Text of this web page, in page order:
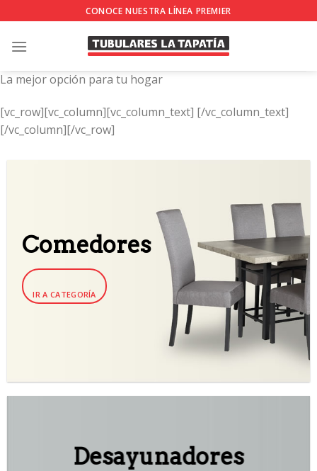
to
content
CONOCE NUESTRA LÍNEA PREMIER
La mejor opción para tu hogar
[vc_row][vc_column][vc_column_text] [/vc_column_text]
[/vc_column][/vc_row]
Comedores
IR A CATEGORÍA
Desayunadores